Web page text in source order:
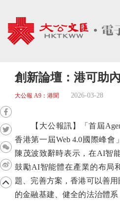
創新論壇：港可助
大公報 A9：港聞 2026-03-28
【大公報訊】「首屆
香港第一屆Web 4.0國際峰
陳茂波致辭時表示，在AI智
鼓勵AI智能體在產業的布局
題、完善方案，香港可以善
的金融基建、健全的法治體